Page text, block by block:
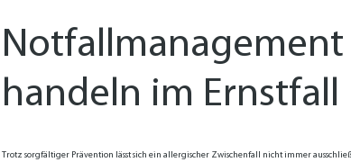
handeln im Ernstfall
Trotz sorgfältiger Prävention lässt sich ein allergischer Zwischenfall nicht immer